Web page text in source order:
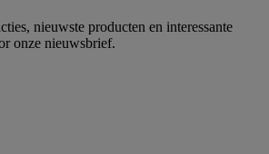
nieuwste producten en interessante
onze nieuwsbrief.